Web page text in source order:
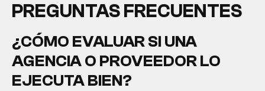
PREGUNTAS FRECUENTES
¿CÓMO EVALUAR SI UNA
AGENCIA O PROVEEDOR LO
EJECUTA BIEN?